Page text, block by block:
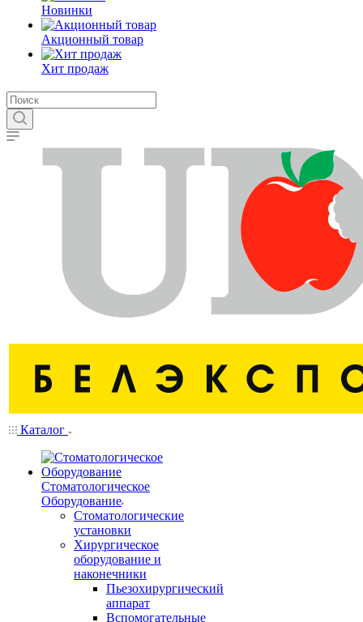
Новинки
Акционный товар
Хит продаж
Каталог
Стоматологическое
Оборудование
Стоматологические
установки
Хирургическое
оборудование и
наконечники
Пьезохирургический
аппарат
Вспомогательные